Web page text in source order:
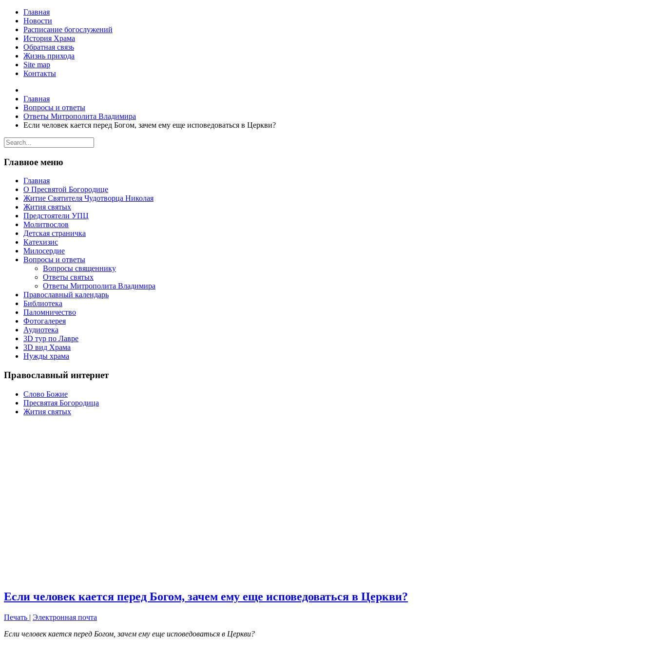
Главная
Новости
Расписание богослужений
История Храма
Обратная связь
Жизнь прихода
Site map
Контакты
Главная
Вопросы и ответы
Ответы Митрополита Владимира
Если человек кается перед Богом, зачем ему еще исповедоваться в Церкви?
Главное меню
Главная
О Пресвятой Богородице
Житие Святителя Чудотворца Николая
Жития святых
Предстоятели УПЦ
Молитвослов
Детская страничка
Катехизис
Милосердие
Вопросы и ответы
Вопросы священнику
Ответы святых
Ответы Митрополита Владимира
Православный календарь
Библиотека
Паломничество
Фотогалерея
Аудиотека
3D тур по Лавре
3D вид Храма
Нужды храма
Православный интернет
Слово Божие
Пресвятая Богородица
Жития святых
Если человек кается перед Богом, зачем ему еще исповедоваться в Церкви?
Печать | Электронная почта
Если человек кается перед Богом, зачем ему еще исповедоваться в Церкви?